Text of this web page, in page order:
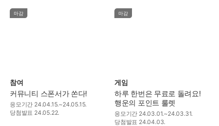
마감
참여
커뮤니티 스폰서가 쏜다!
응모기간 24.04.15.~24.05.15.
당첨발표 24.05.22.
마감
게임
하루 한번은 무료로 돌려요!
행운의 포인트 룰렛
응모기간 24.03.01.~24.03.31.
당첨발표 24.04.03.